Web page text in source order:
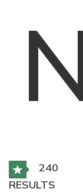
240
RESULTS